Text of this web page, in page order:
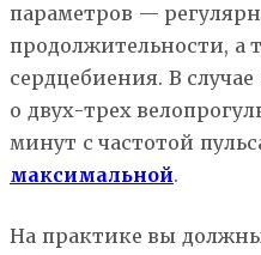
параметров —
продолжительности, а
сердцебиения. В
о двух-трех
минут с частотой
максимальной.
На практике вы должны